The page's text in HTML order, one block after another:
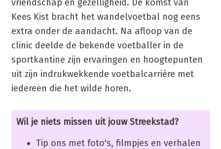
vriendschap en gezelligheid. De komst van
Kees Kist bracht het wandelvoetbal nog eens
extra onder de aandacht. Na afloop van de
clinic deelde de bekende voetballer in de
sportkantine zijn ervaringen en hoogtepunten
uit zijn indrukwekkende voetbalcarrière met
iedereen die het wilde horen.
Wil je niets missen uit jouw Streekstad?
Tip ons met foto's, filmpjes en verhalen